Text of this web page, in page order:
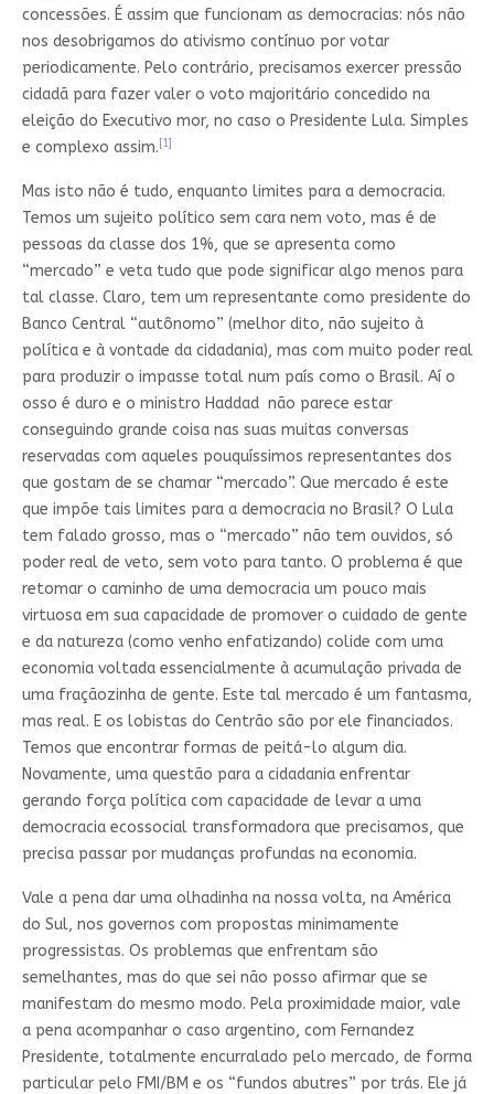
concessões. É assim que funcionam as democracias: nós não
nos desobrigamos do ativismo contínuo por votar
periodicamente. Pelo contrário, precisamos exercer pressão
cidadã para fazer valer o voto majoritário concedido na
eleição do Executivo mor, no caso o Presidente Lula. Simples
e complexo assim.[1]
Mas isto não é tudo, enquanto limites para a democracia.
Temos um sujeito político sem cara nem voto, mas é de
pessoas da classe dos 1%, que se apresenta como
“mercado” e veta tudo que pode significar algo menos para
tal classe. Claro, tem um representante como presidente do
Banco Central “autônomo” (melhor dito, não sujeito à
política e à vontade da cidadania), mas com muito poder real
para produzir o impasse total num país como o Brasil. Aí o
osso é duro e o ministro Haddad não parece estar
conseguindo grande coisa nas suas muitas conversas
reservadas com aqueles pouquíssimos representantes dos
que gostam de se chamar “mercado”. Que mercado é este
que impõe tais limites para a democracia no Brasil? O Lula
tem falado grosso, mas o “mercado” não tem ouvidos, só
poder real de veto, sem voto para tanto. O problema é que
retomar o caminho de uma democracia um pouco mais
virtuosa em sua capacidade de promover o cuidado de gente
e da natureza (como venho enfatizando) colide com uma
economia voltada essencialmente à acumulação privada de
uma fraçãozinha de gente. Este tal mercado é um fantasma,
mas real. E os lobistas do Centrão são por ele financiados.
Temos que encontrar formas de peitá-lo algum dia.
Novamente, uma questão para a cidadania enfrentar
gerando força política com capacidade de levar a uma
democracia ecossocial transformadora que precisamos, que
precisa passar por mudanças profundas na economia.
Vale a pena dar uma olhadinha na nossa volta, na América
do Sul, nos governos com propostas minimamente
progressistas. Os problemas que enfrentam são
semelhantes, mas do que sei não posso afirmar que se
manifestam do mesmo modo. Pela proximidade maior, vale
a pena acompanhar o caso argentino, com Fernandez
Presidente, totalmente encurralado pelo mercado, de forma
particular pelo FMI/BM e os “fundos abutres” por trás. Ele já